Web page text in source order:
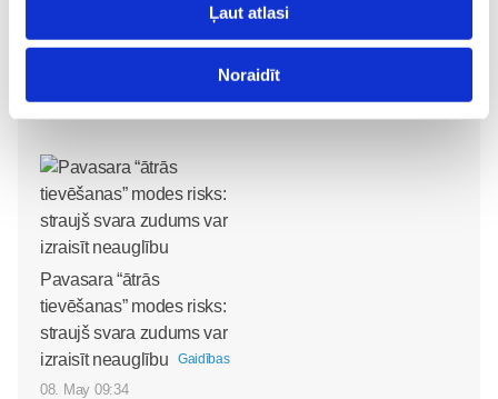
Ļaut atlasi
Noraidīt
Superbēbīte Šarlote nāk
pasaulē Jūrmalas
09. Jul 09:55
Superbēbis 2026!
Gaidības
16. May 09:55
Pavasara “ātrās
tievēšanas” modes risks:
straujš svara zudums var
izraisīt neauglību
Gaidības
08. May 09:34